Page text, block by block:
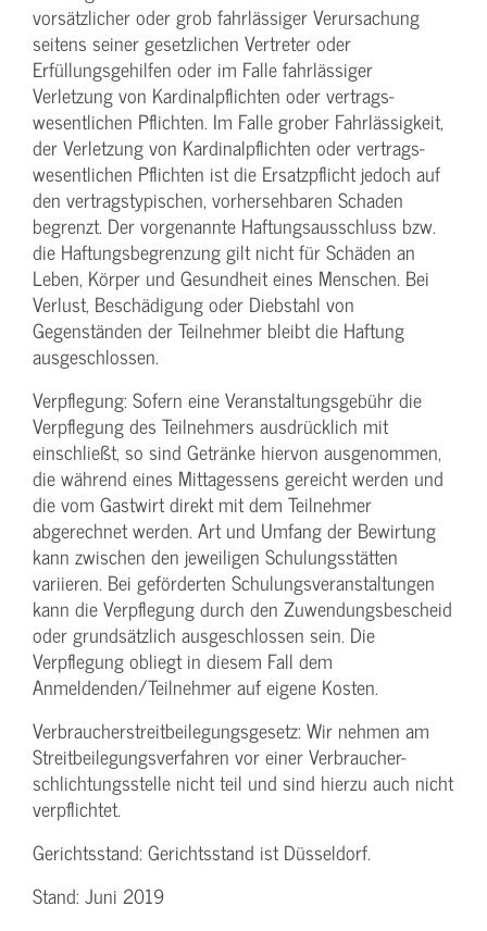
vorsätzlicher oder grob fahrlässiger Verursachung
seitens seiner gesetzlichen Vertreter oder
Erfüllungsgehilfen oder im Falle fahrlässiger
Verletzung von Kardinalpflichten oder vertrags­
wesentlichen Pflichten. Im Falle grober Fahrlässigkeit,
der Verletzung von Kardinalpflichten oder vertrags­
wesentlichen Pflichten ist die Ersatzpflicht jedoch auf
den vertragstypischen, vorhersehbaren Schaden
begrenzt. Der vorgenannte Haftungs­ausschluss bzw.
die Haftungs­begrenzung gilt nicht für Schäden an
Leben, Körper und Gesundheit eines Menschen. Bei
Verlust, Beschädigung oder Diebstahl von
Gegenständen der Teilnehmer bleibt die Haftung
ausgeschlossen.
Verpflegung: Sofern eine Veranstaltungs­gebühr die
Verpflegung des Teilnehmers ausdrücklich mit
einschließt, so sind Getränke hiervon ausgenommen,
die während eines Mittagessens gereicht werden und
die vom Gastwirt direkt mit dem Teilnehmer
abgerechnet werden. Art und Umfang der Bewirtung
kann zwischen den jeweiligen Schulungsstätten
variieren. Bei geförderten Schulungs­veranstaltungen
kann die Verpflegung durch den Zuwendungs­bescheid
oder grundsätzlich ausgeschlossen sein. Die
Verpflegung obliegt in diesem Fall dem
Anmeldenden/­Teilnehmer auf eigene Kosten.
Verbraucher­streitbeilegungs­gesetz: Wir nehmen am
Streit­beilegungs­verfahren vor einer Verbraucher­
schlichtungs­stelle nicht teil und sind hierzu auch nicht
verpflichtet.
Gerichtsstand: Gerichtsstand ist Düsseldorf.
Stand: Juni 2019